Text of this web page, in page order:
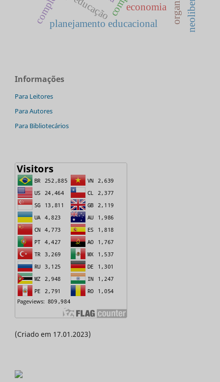
educação
planejamento educacional
economia
Informações
Para Leitores
Para Autores
Para Bibliotecários
(Criado em 17.01.2023)